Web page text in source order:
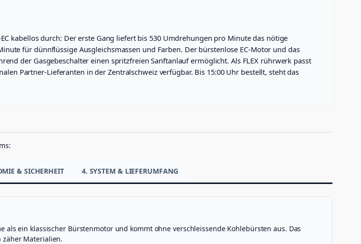
kabellos durch: Der erste Gang liefert bis 530 Umdrehungen pro Minute das nötige
für dünnflüssige Ausgleichsmassen und Farben. Der bürstenlose EC-Motor und das
der Gasgebeschalter einen spritzfreien Sanftanlauf ermöglicht. Als FLEX rührwerk passt
Partner-Lieferanten in der Zentralschweiz verfügbar. Bis 15:00 Uhr bestellt, steht das
& SICHERHEIT 4. SYSTEM & LIEFERUMFANG
als ein klassischer Bürstenmotor und kommt ohne verschleissende Kohlebürsten aus. Das
Materialien.